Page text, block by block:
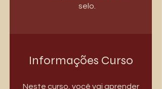
selo.
Informações Curso
Neste curso, você vai aprender